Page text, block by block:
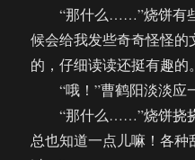
“那什么……”烧饼有些
候会给我发些奇奇怪怪
的，仔细读读还挺有趣的
“哦！”曹鹤阳淡淡应一
“那什么……”烧饼挠挠
总也知道一点儿嘛！各